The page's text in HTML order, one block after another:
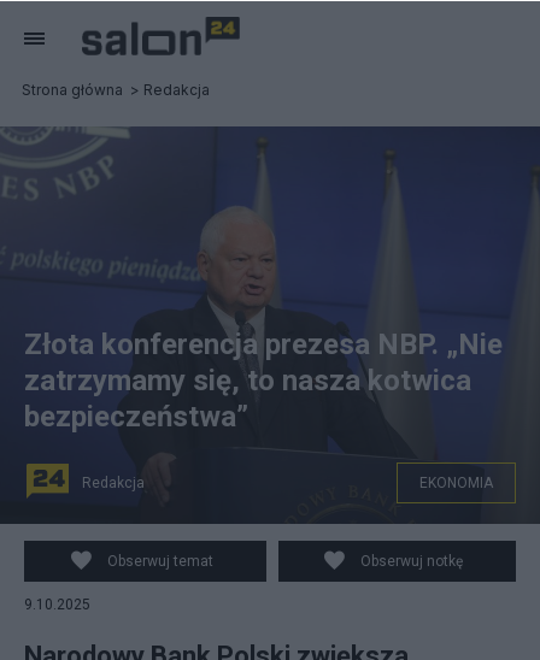
Strona główna Redakcja
n/z: Prezes Narodowego Banku Polskiego Adam
Glapiński w Centrali NBP w Warszawie. fot. PAP/Albert
Zawada
Złota konferencja prezesa NBP. „Nie
zatrzymamy się, to nasza kotwica
bezpieczeństwa”
Redakcja EKONOMIA
Obserwuj temat Obserwuj notkę
9.10.2025